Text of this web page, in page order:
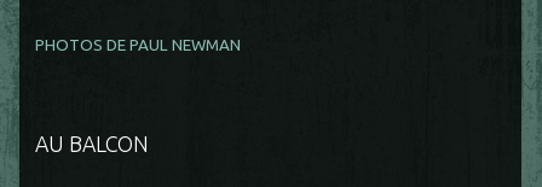
PHOTOS DE PAUL NEWMAN
AU BALCON